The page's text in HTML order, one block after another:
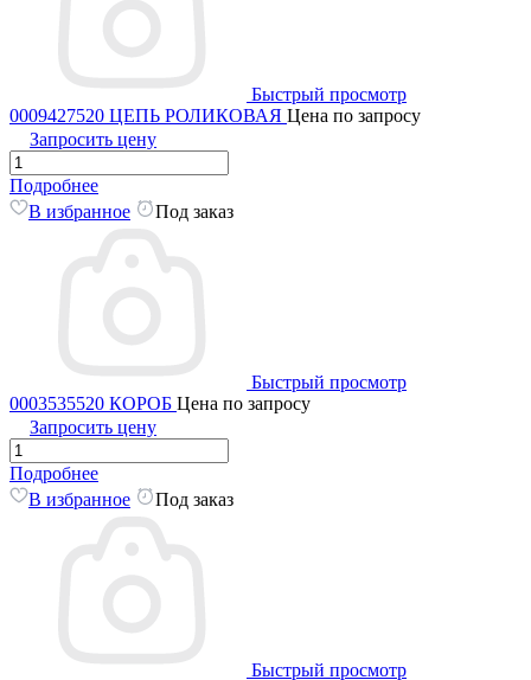
Быстрый просмотр
0009427520 ЦЕПЬ РОЛИКОВАЯ Цена по запросу
Запросить цену
Подробнее
В избранное
Под заказ
Быстрый просмотр
0003535520 КОРОБ Цена по запросу
Запросить цену
Подробнее
В избранное
Под заказ
Быстрый просмотр